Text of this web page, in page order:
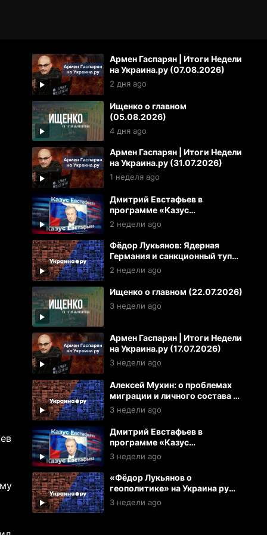
Армен Гаспарян | Итоги Недели
на Украина.ру (07.08.2026)
2 дня ago
Ищенко о главном
(05.08.2026)
4 дня ago
Армен Гаспарян | Итоги Недели
на Украина.ру (31.07.2026)
1 неделя ago
Дмитрий Евстафьев в
программе «Казус
Евстафьева» (24.07.2026)
2 недели ago
Фёдор Лукьянов: Ядерная
Германия и санкционный тупик
ЕС. К чему готовиться России
и Украине
2 недели ago
Ищенко о главном (22.07.2026)
3 недели ago
Армен Гаспарян | Итоги Недели
на Украина.ру (17.07.2026)
3 недели ago
Алексей Мухин: о проблемах
миграции и личного состава в
ВСУ
3 недели ago
Дмитрий Евстафьев в
программе «Казус
Евстафьева» на Рутуб
(17.07.2026)
3 недели ago
«Фёдор Лукьянов о
геополитике» на Украина ру
(16.07.2026)
3 недели ago